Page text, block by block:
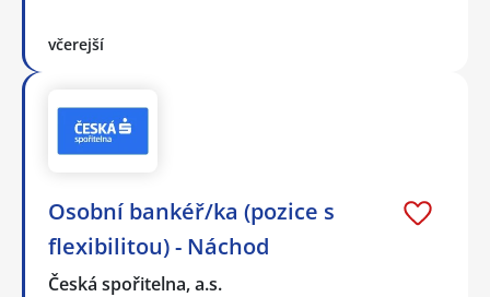
včerejší
Osobní bankéř/ka (pozice s
flexibilitou) - Náchod
Česká spořitelna, a.s.